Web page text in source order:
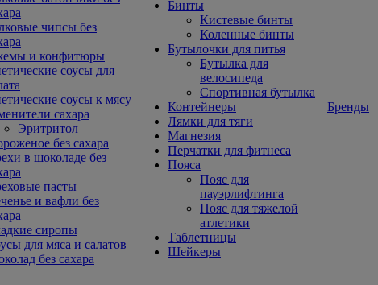
чипсы без
и конфитюры
соусы для
соусы к мясу
сахара
Эритритол
без сахара
в шоколаде без
пасты
и вафли без
сиропы
для мяса и салатов
без сахара
Бинты
Кистевые бинты
Коленные бинты
Бутылочки для питья
Бутылка для
велосипеда
Спортивная бутылка
Контейнеры
Лямки для тяги
Магнезия
Перчатки для фитнеса
Пояса
Пояс для
пауэрлифтинга
Пояс для тяжелой
атлетики
Таблетницы
Шейкеры
Бренды